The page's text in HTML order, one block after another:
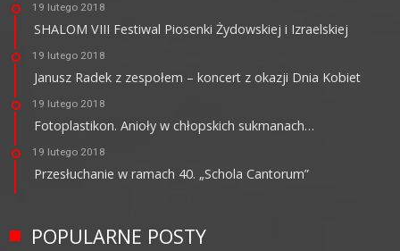
19 lutego 2018
SHALOM VIII Festiwal Piosenki Żydowskiej i Izraelskiej
19 lutego 2018
Janusz Radek z zespołem – koncert z okazji Dnia Kobiet
19 lutego 2018
Fotoplastikon. Anioły w chłopskich sukmanach…
19 lutego 2018
Przesłuchanie w ramach 40. „Schola Cantorum”
POPULARNE POSTY